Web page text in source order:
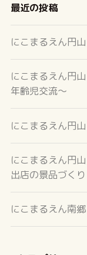
最近の投稿
にこまるえん円
にこまるえん円
年齢児交流～
にこまるえん円
にこまるえん円
出店の景品づくり
にこまるえん南